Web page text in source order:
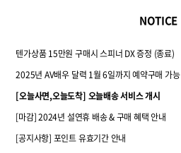
NOTICE
텐가상품 15만원 구매시 스피너 DX 증정 (종료)
2025년 AV배우 달력 1월 6일까지 예약구매 가능
[오늘사면,오늘도착] 오늘배송 서비스 개시
[마감] 2024년 설연휴 배송 & 구매 혜택 안내
[공지사항] 포인트 유효기간 안내